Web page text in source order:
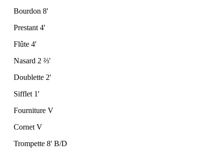
Bourdon 8'
Prestant 4'
Flûte 4'
Nasard 2 ⅔'
Doublette 2'
Sifflet 1'
Fourniture V
Cornet V
Trompette 8' B/D